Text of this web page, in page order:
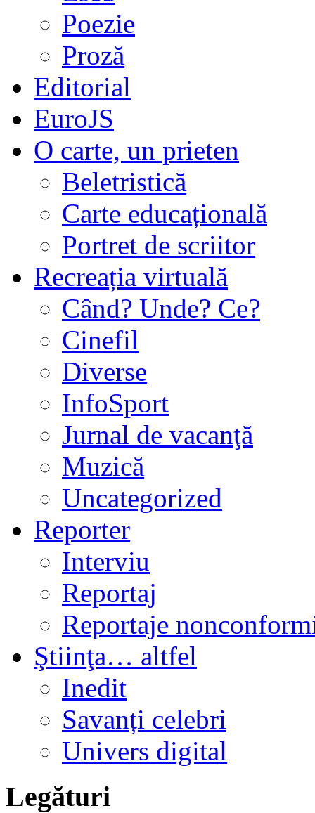
Poezie
Proză
Editorial
EuroJS
O carte, un prieten
Beletristică
Carte educațională
Portret de scriitor
Recreația virtuală
Când? Unde? Ce?
Cinefil
Diverse
InfoSport
Jurnal de vacanţă
Muzică
Uncategorized
Reporter
Interviu
Reportaj
Reportaje
Ştiinţa… altfel
Inedit
Savanți celebri
Univers digital
Legături